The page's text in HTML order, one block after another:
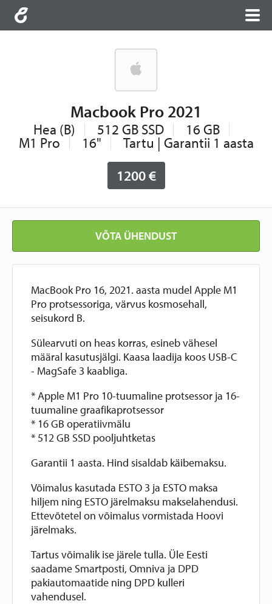
Macbook Pro 2021
Hea (B) 512 GB SSD 16 GB
M1 Pro 16"
Tartu | Garantii 1 aasta
1200 €
VÕTA ÜHENDUST
MacBook Pro 16, 2021. aasta mudel Apple M1
Pro protsessoriga, värvus kosmosehall,
seisukord B.
Sülearvuti on heas korras, esineb vähesel
määral kasutusjälgi. Kaasa laadija koos USB-C
- MagSafe 3 kaabliga.
* Apple M1 Pro 10-tuumaline protsessor ja 16-
tuumaline graafikaprotsessor
* 16 GB operatiivmälu
* 512 GB SSD pooljuhtketas
Garantii 1 aasta. Hind sisaldab käibemaksu.
Võimalus kasutada ESTO 3 ja ESTO maksa
hiljem ning ESTO järelmaksu makselahendusi.
Ettevõtetel on võimalus vormistada Hoovi
järelmaks.
Tartus võimalik ise järele tulla. Üle Eesti
saadame Smartposti, Omniva ja DPD
pakiautomaatide ning DPD kulleri
vahendusel.